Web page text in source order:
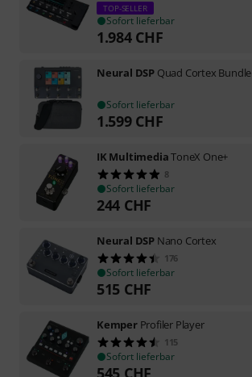
TOP-SELLER
Sofort lieferbar
1.984 CHF
Neural DSP Quad Cortex Bundle
Sofort lieferbar
1.599 CHF
IK MultimediaToneX One+
8
Sofort lieferbar
244 CHF
Neural DSP Nano Cortex
176
Sofort lieferbar
515 CHF
Kemper Profiler Player
115
Sofort lieferbar
545 CHF